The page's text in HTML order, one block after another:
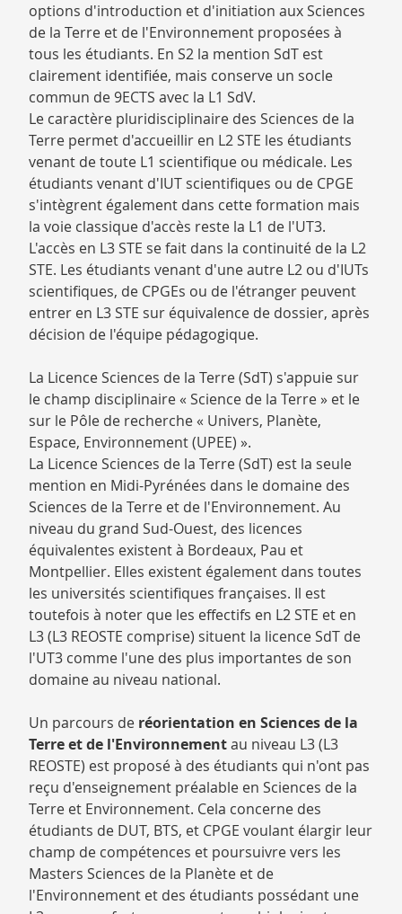
options d'introduction et d'initiation aux Sciences
de la Terre et de l'Environnement proposées à
tous les étudiants. En S2 la mention SdT est
clairement identifiée, mais conserve un socle
commun de 9ECTS avec la L1 SdV.
Le caractère pluridisciplinaire des Sciences de la
Terre permet d'accueillir en L2 STE les étudiants
venant de toute L1 scientifique ou médicale. Les
étudiants venant d'IUT scientifiques ou de CPGE
s'intègrent également dans cette formation mais
la voie classique d'accès reste la L1 de l'UT3.
L'accès en L3 STE se fait dans la continuité de la L2
STE. Les étudiants venant d'une autre L2 ou d'IUTs
scientifiques, de CPGEs ou de l'étranger peuvent
entrer en L3 STE sur équivalence de dossier, après
décision de l'équipe pédagogique.
La Licence Sciences de la Terre (SdT) s'appuie sur
le champ disciplinaire « Science de la Terre » et le
sur le Pôle de recherche « Univers, Planète,
Espace, Environnement (UPEE) ».
La Licence Sciences de la Terre (SdT) est la seule
mention en Midi-Pyrénées dans le domaine des
Sciences de la Terre et de l'Environnement. Au
niveau du grand Sud-Ouest, des licences
équivalentes existent à Bordeaux, Pau et
Montpellier. Elles existent également dans toutes
les universités scientifiques françaises. Il est
toutefois à noter que les effectifs en L2 STE et en
L3 (L3 REOSTE comprise) situent la licence SdT de
l'UT3 comme l'une des plus importantes de son
domaine au niveau national.
Un parcours de réorientation en Sciences de la
Terre et de l'Environnementau niveau L3 (L3
REOSTE) est proposé à des étudiants qui n'ont pas
reçu d'enseignement préalable en Sciences de la
Terre et Environnement. Cela concerne des
étudiants de DUT, BTS, et CPGE voulant élargir leur
champ de compétences et poursuivre vers les
Masters Sciences de la Planète et de
l'Environnement et des étudiants possédant une